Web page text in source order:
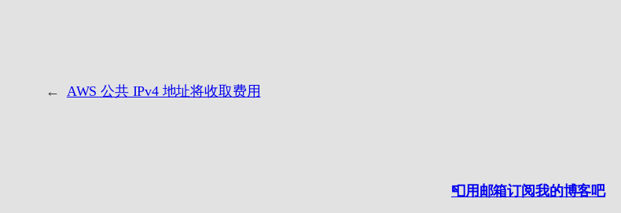
← AWS 公共 IPv4 地址将收取费用
📮用邮箱订阅我的博客吧